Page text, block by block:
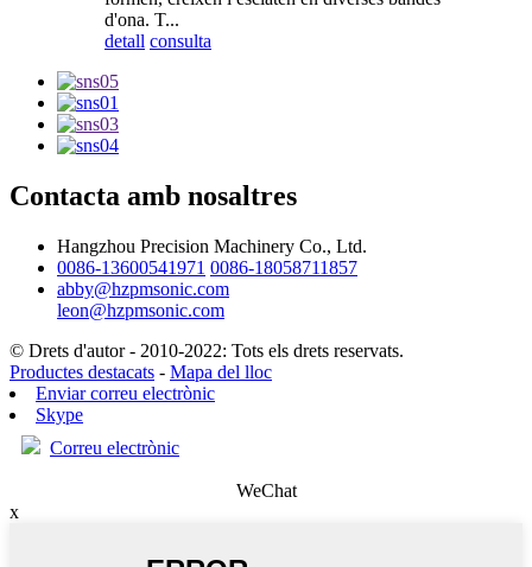
d'ona. T...
detall consulta
Contacta amb nosaltres
Hangzhou Precision Machinery Co., Ltd.
0086-13600541971 0086-18058711857
abby@hzpmsonic.com
leon@hzpmsonic.com
© Drets d'autor - 2010-2022: Tots els drets reservats.
Productes destacats - Mapa del lloc
Enviar correu electrònic
Skype
Correu electrònic
WeChat
x